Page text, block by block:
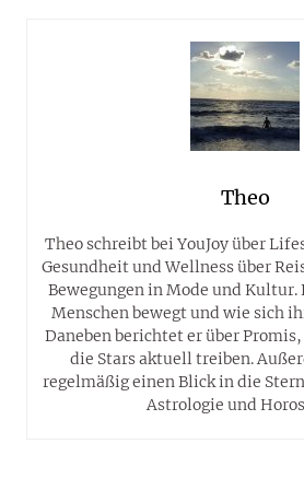
Theo
Theo schreibt bei YouJoy über
Gesundheit und Wellness über
Bewegungen in Mode und Kultur.
Menschen bewegt und wie sich
Daneben berichtet er über
die Stars aktuell treiben.
regelmäßig einen Blick in die
Astrologie und